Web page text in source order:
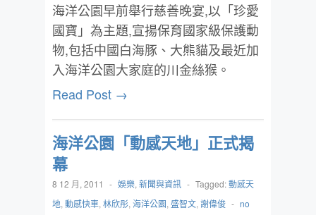
海洋公園早前舉行慈善晚宴,以「珍愛
國寶」為主題,宣揚保育國家級保護動
物,包括中國白海豚、大熊貓及最近加
入海洋公園大家庭的川金絲猴。
Read Post →
海洋公園「動感天地」正式揭
幕
8 12 月, 2011 - 娛樂, 新聞與資訊 - Tagged:動感天
地, 動感快車, 林欣彤, 海洋公園, 盛智文, 謝偉俊 - no